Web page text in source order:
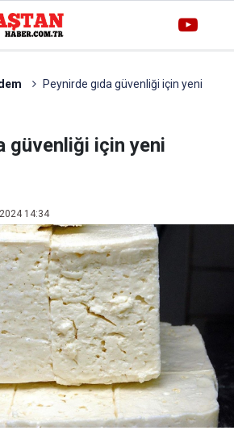
Peynirde gıda güvenliği için yeni
güvenliği için yeni
14:34